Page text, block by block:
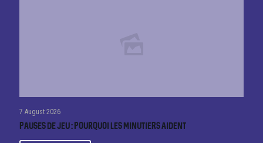
7 August 2026
Pauses de jeu : pourquoi les minutiers aident